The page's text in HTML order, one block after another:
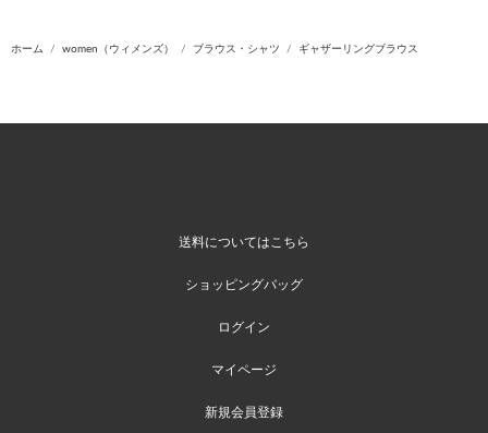
ホーム women（ウィメンズ） ブラウス・シャツ ギャザーリングブラウス
送料についてはこちら
ショッピングバッグ
ログイン
マイページ
新規会員登録